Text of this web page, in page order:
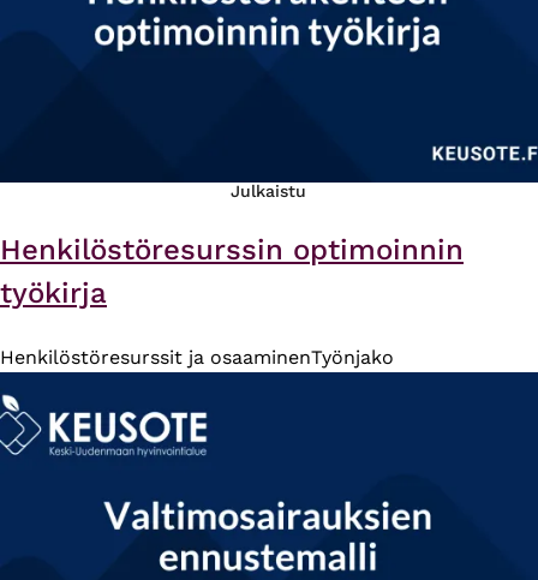
Julkaistu
Henkilöstöresurssin optimoinnin
työkirja
Henkilöstöresurssit ja osaaminenTyönjako